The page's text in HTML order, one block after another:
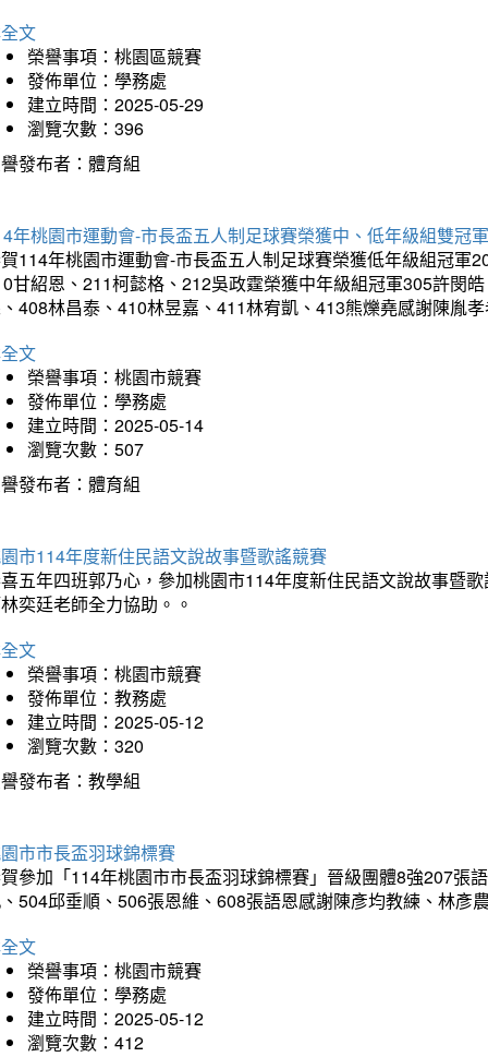
文
榮譽事項：桃園區競賽
發佈單位：學務處
建立時間：2025-05-29
瀏覽次數：396
發布者：體育組
年桃園市運動會-市長盃五人制足球賽榮獲中、低年級組雙冠軍
114年桃園市運動會-市長盃五人制足球賽榮獲低年級組冠
甘紹恩、211柯懿格、212吳政霆榮獲中年級組冠軍305許閔
408林昌泰、410林昱嘉、411林宥凱、413熊爍堯感謝陳胤
文
榮譽事項：桃園市競賽
發佈單位：學務處
建立時間：2025-05-14
瀏覽次數：507
發布者：體育組
市114年度新住民語文說故事暨歌謠競賽
五年四班郭乃心，參加桃園市114年度新住民語文說故事暨
奕廷老師全力協助。。
文
榮譽事項：桃園市競賽
發佈單位：教務處
建立時間：2025-05-12
瀏覽次數：320
發布者：教學組
市市長盃羽球錦標賽
參加「114年桃園市市長盃羽球錦標賽」晉級團體8強207張
504邱垂順、506張恩維、608張語恩感謝陳彥均教練、林彥
文
榮譽事項：桃園市競賽
發佈單位：學務處
建立時間：2025-05-12
瀏覽次數：412